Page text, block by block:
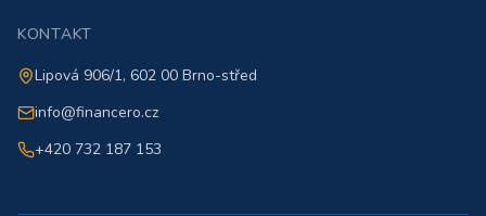
KONTAKT
Lipová 906/1, 602 00 Brno-střed
info@financero.cz
+420 732 187 153